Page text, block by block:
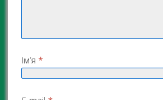
Ім’я *